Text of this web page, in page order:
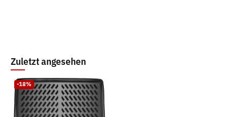
Zuletzt angesehen
-18%